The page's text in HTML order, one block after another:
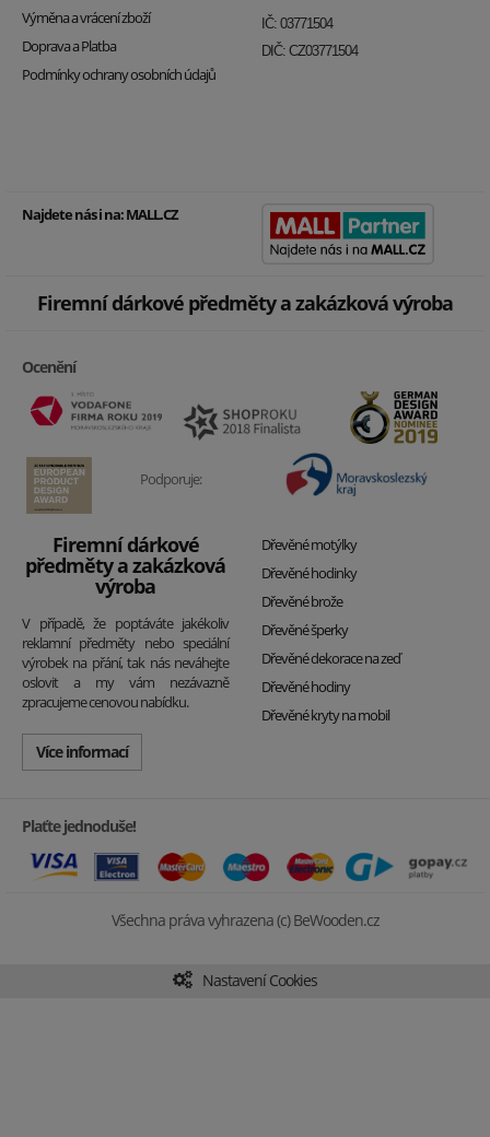
Výměna a vrácení zboží
Doprava a Platba
Podmínky ochrany osobních údajů
IČ: 03771504
DIČ: CZ03771504
Najdete nás i na:MALL.CZ
Firemní dárkové předměty a zakázková výroba
Ocenění
Podporuje:
Firemní dárkové
předměty a zakázková
výroba
V případě, že poptáváte jakékoliv
reklamní předměty nebo speciální
výrobek na přání, tak nás neváhejte
oslovit a my vám nezávazně
zpracujeme cenovou nabídku.
Více informací
Dřevěné motýlky
Dřevěné hodinky
Dřevěné brože
Dřevěné šperky
Dřevěné dekorace na zeď
Dřevěné hodiny
Dřevěné kryty na mobil
Plaťte jednoduše!
Všechna práva vyhrazena (c) BeWooden.cz
Nastavení Cookies